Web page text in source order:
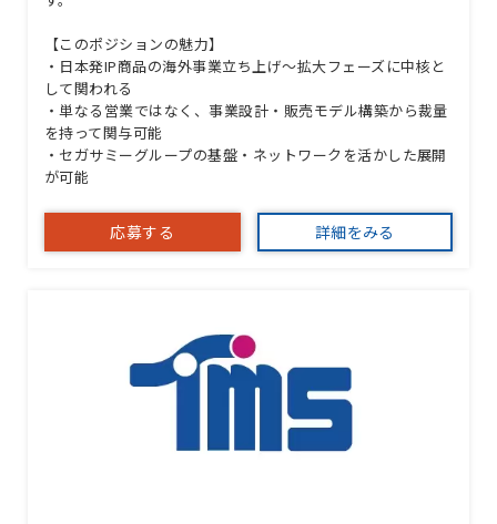
【このポジションの魅力】
・日本発IP商品の海外事業立ち上げ〜拡大フェーズに中核と
して関われる
・単なる営業ではなく、事業設計・販売モデル構築から裁量
を持って関与可能
・セガサミーグループの基盤・ネットワークを活かした展開
が可能
応募する 詳細をみる